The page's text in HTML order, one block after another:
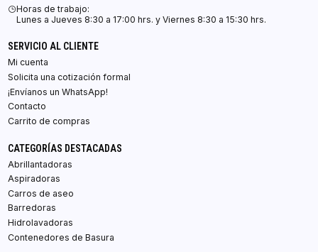
Horas de trabajo:
Lunes a Jueves 8:30 a 17:00 hrs. y Viernes 8:30 a 15:30 hrs.
SERVICIO AL CLIENTE
Mi cuenta
Solicita una cotización formal
¡Envíanos un WhatsApp!
Contacto
Carrito de compras
CATEGORÍAS DESTACADAS
Abrillantadoras
Aspiradoras
Carros de aseo
Barredoras
Hidrolavadoras
Contenedores de Basura